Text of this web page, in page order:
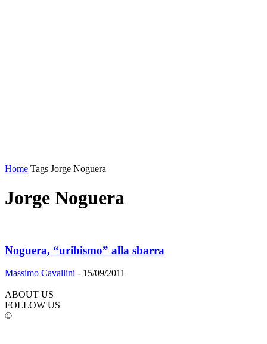
Home Tags Jorge Noguera
Jorge Noguera
Noguera, “uribismo” alla sbarra
Massimo Cavallini - 15/09/2011
ABOUT US
FOLLOW US
©